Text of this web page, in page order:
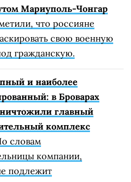
Мариуполь-Чонгар
что россияне
свою военную
гражданскую.
и наиболее
в Броварах
главный
комплекс
словам
компании,
подлежит